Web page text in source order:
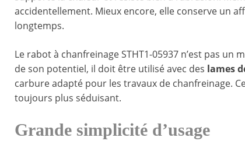
accidentellement. Mieux encore, elle conserve un
longtemps.
Le rabot à chanfreinage STHT1-05937 n’est pas
de son potentiel, il doit être utilisé avec des lames
carbure adapté pour les travaux de chanfreinage.
toujours plus séduisant.
Grande simplicité d’usage